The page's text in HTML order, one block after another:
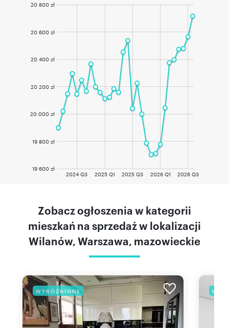
2024 Q3 2025 Q1 2025 Q3 2026 Q1 2026 Q3
19 600 zł
19 800 zł
20 000 zł
20 200 zł
20 400 zł
20 600 zł
20 800 zł
Zobacz ogłoszenia w kategorii
mieszkań na sprzedaż w lokalizacji
Wilanów, Warszawa, mazowieckie
WYRÓŻNIONE